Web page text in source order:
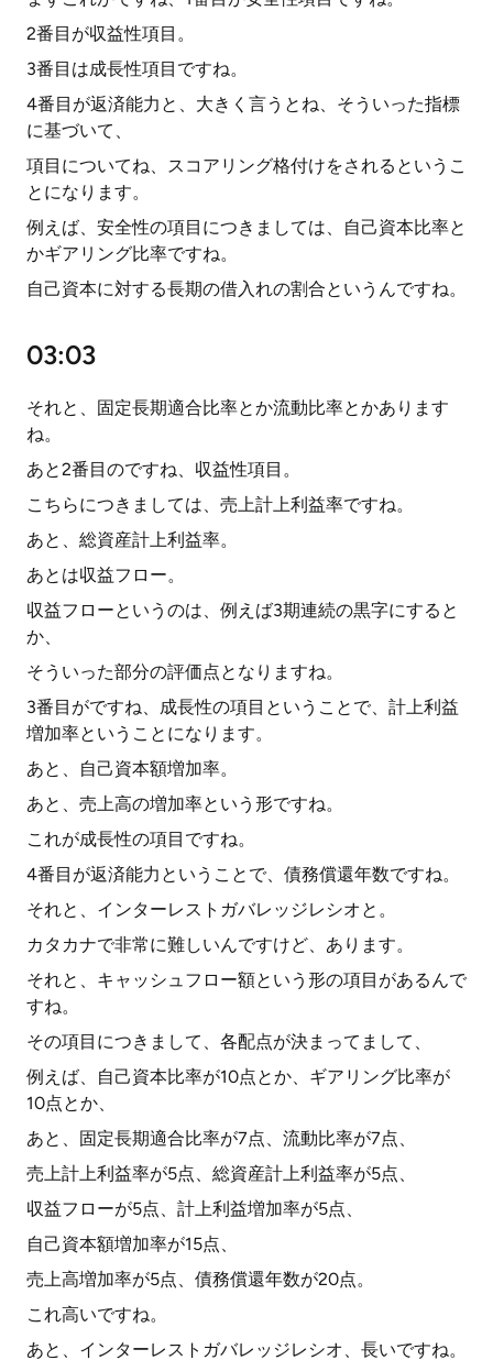
2番目が収益性項目。
3番目は成長性項目ですね。
4番目が返済能力と、大きく言うとね、そういった指標
に基づいて、
項目についてね、スコアリング格付けをされるというこ
とになります。
例えば、安全性の項目につきましては、自己資本比率と
かギアリング比率ですね。
自己資本に対する長期の借入れの割合というんですね。
03:03
それと、固定長期適合比率とか流動比率とかあります
ね。
あと2番目のですね、収益性項目。
こちらにつきましては、売上計上利益率ですね。
あと、総資産計上利益率。
あとは収益フロー。
収益フローというのは、例えば3期連続の黒字にすると
か、
そういった部分の評価点となりますね。
3番目がですね、成長性の項目ということで、計上利益
増加率ということになります。
あと、自己資本額増加率。
あと、売上高の増加率という形ですね。
これが成長性の項目ですね。
4番目が返済能力ということで、債務償還年数ですね。
それと、インターレストガバレッジレシオと。
カタカナで非常に難しいんですけど、あります。
それと、キャッシュフロー額という形の項目があるんで
すね。
その項目につきまして、各配点が決まってまして、
例えば、自己資本比率が10点とか、ギアリング比率が
10点とか、
あと、固定長期適合比率が7点、流動比率が7点、
売上計上利益率が5点、総資産計上利益率が5点、
収益フローが5点、計上利益増加率が5点、
自己資本額増加率が15点、
売上高増加率が5点、債務償還年数が20点。
これ高いですね。
あと、インターレストガバレッジレシオ、長いですね。